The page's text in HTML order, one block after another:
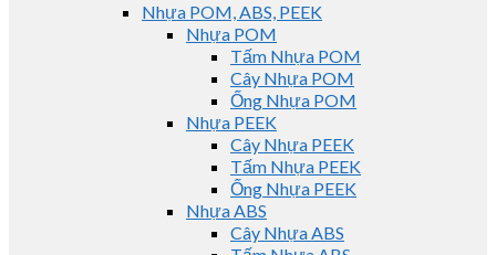
Nhựa POM, ABS, PEEK
Nhựa POM
Tấm Nhựa POM
Cây Nhựa POM
Ống Nhựa POM
Nhựa PEEK
Cây Nhựa PEEK
Tấm Nhựa PEEK
Ống Nhựa PEEK
Nhựa ABS
Cây Nhựa ABS